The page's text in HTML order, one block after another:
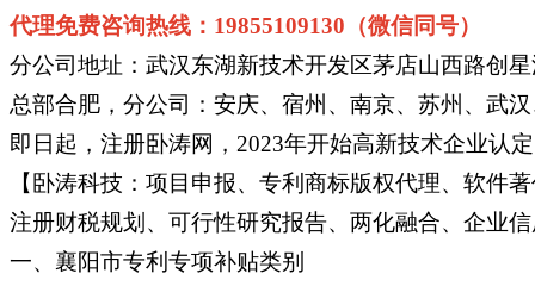
代理免费咨询热线：19855109130（微信同号）
分公司地址：武汉东湖新技术开发区茅店山西路创
总部合肥，分公司：安庆、宿州、南京、苏州、武
即日起，注册卧涛网，2023年开始高新技术企业认
【卧涛科技：项目申报、专利商标版权代理、软件
注册财税规划、可行性研究报告、两化融合、企业
一、襄阳市专利专项补贴类别